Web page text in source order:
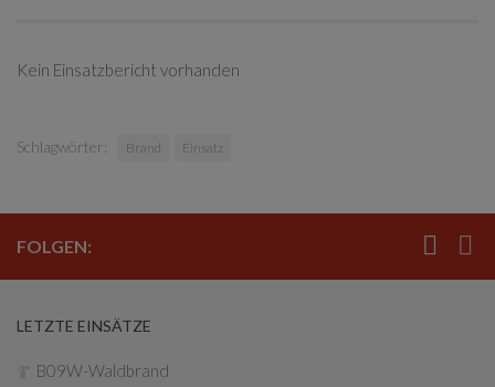
Kein Einsatzbericht vorhanden
Schlagwörter: Brand Einsatz
FOLGEN:
LETZTE EINSÄTZE
B09W-Waldbrand